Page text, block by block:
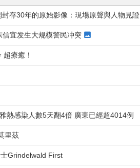
存30年的原始影像：現場原聲與人物見證
宜发生大规模警民冲突
療癒！
熱感染人數5天翻4倍 廣東已經超4014例
里茲
Grindelwald First